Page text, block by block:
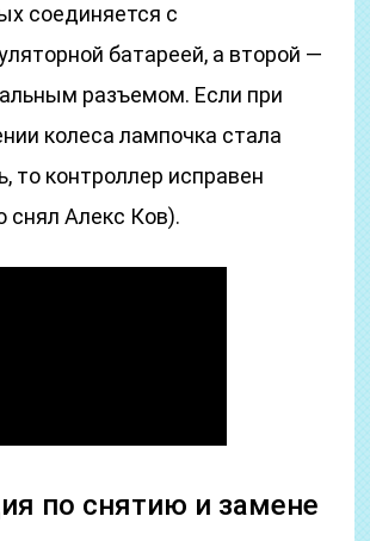
соединяется с
батареей, а второй —
разъемом. Если при
колеса лампочка стала
то контроллер исправен
снял Алекс Ков).
по снятию и замене